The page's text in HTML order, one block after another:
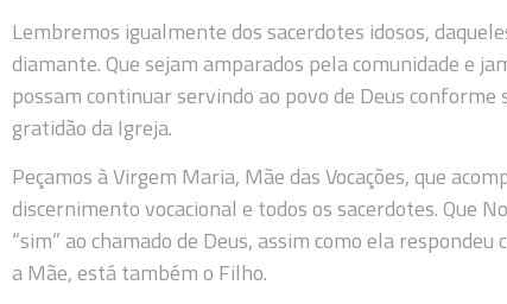
Lembremos igualmente dos sacerdotes idosos,
diamante. Que sejam amparados pela comunidade e
possam continuar servindo ao povo de Deus
gratidão da Igreja.
Peçamos à Virgem Maria, Mãe das Vocações, que
discernimento vocacional e todos os sacerdotes. Que
“sim” ao chamado de Deus, assim como ela
a Mãe, está também o Filho.